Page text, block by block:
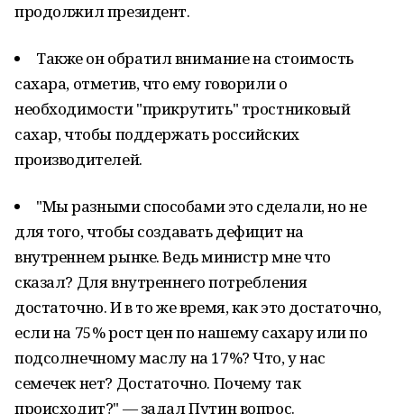
продолжил президент.
Также он обратил внимание на стоимость
сахара, отметив, что ему говорили о
необходимости "прикрутить" тростниковый
сахар, чтобы поддержать российских
производителей.
"Мы разными способами это сделали, но не
для того, чтобы создавать дефицит на
внутреннем рынке. Ведь министр мне что
сказал? Для внутреннего потребления
достаточно. И в то же время, как это достаточно,
если на 75% рост цен по нашему сахару или по
подсолнечному маслу на 17%? Что, у нас
семечек нет? Достаточно. Почему так
происходит?" — задал Путин вопрос.